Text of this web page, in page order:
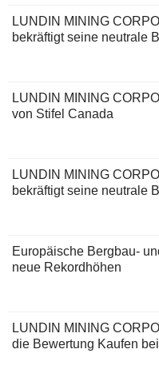
LUNDIN MINING
bekräftigt seine neutrale
LUNDIN MINING
von Stifel Canada
LUNDIN MINING
bekräftigt seine neutrale
Europäische Bergbau-
neue Rekordhöhen
LUNDIN MINING
die Bewertung Kaufen bei